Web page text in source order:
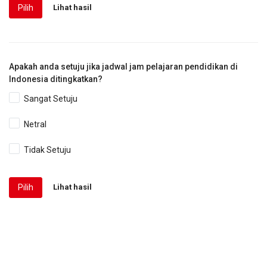
Pilih Lihat hasil
Apakah anda setuju jika jadwal jam pelajaran pendidikan di
Indonesia ditingkatkan?
Sangat Setuju
Netral
Tidak Setuju
Pilih Lihat hasil